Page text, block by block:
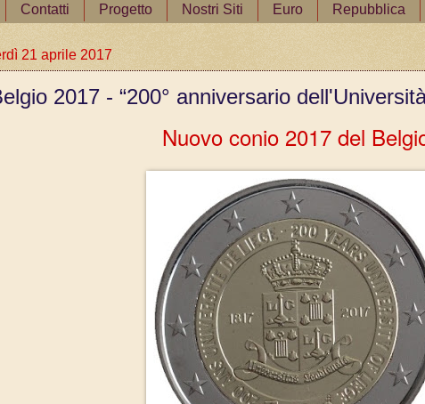
Contatti Progetto Nostri Siti Euro Repubblica
21 aprile 2017
2017 - “200° anniversario
Nuovo conio 2017 del